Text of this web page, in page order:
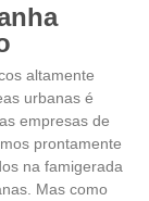
altamente
urbanas é
empresas de
prontamente
na famigerada
Mas como